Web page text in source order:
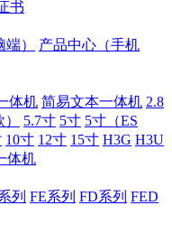
书
）
产品中心（手机
体机 简易文本一体机 2.8
5.7寸 5寸 5寸（ES
10寸 12寸 15寸 H3G H3U
体机
列 FE系列 FD系列 FED